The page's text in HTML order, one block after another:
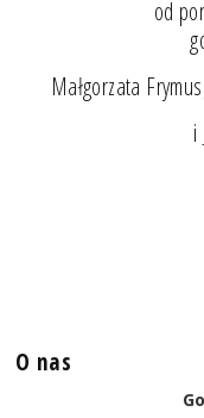
od
Małgorzata
i
O nas